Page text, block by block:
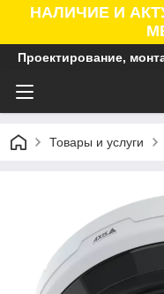
НАЛИЧИЕ И
Проектирование,
Товары и услуги